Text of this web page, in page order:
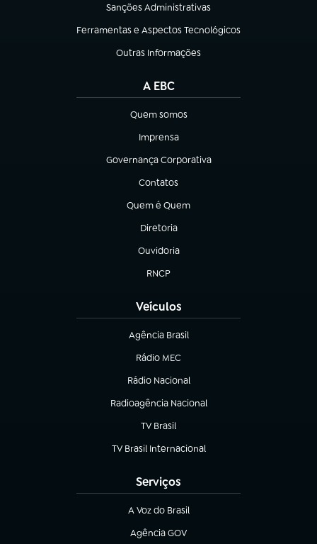
Sanções Administrativas
(abre em nova aba)
Ferramentas e Aspectos Tecnológicos
(abre em nova aba)
Outras Informações
(abre em nova aba)
A EBC
Quem somos
(abre em nova aba)
Imprensa
(abre em nova aba)
Governança Corporativa
(abre em nova aba)
Contatos
(abre em nova aba)
Quem é Quem
(abre em nova aba)
Diretoria
(abre em nova aba)
Ouvidoria
(abre em nova aba)
RNCP
(abre em nova aba)
Veículos
Agência Brasil
(abre em nova aba)
Rádio MEC
(abre em nova aba)
Rádio Nacional
Radioagência Nacional
(abre em nova aba)
TV Brasil
(abre em nova aba)
TV Brasil Internacional
(abre em nova aba)
Serviços
A Voz do Brasil
(abre em nova aba)
Agência GOV
(abre em nova aba)